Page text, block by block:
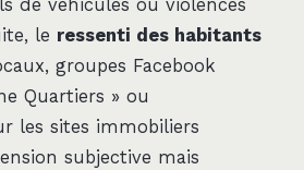
de véhicules ou violences
le ressenti des habitants
groupes Facebook
Quartiers » ou
les sites immobiliers
subjective mais